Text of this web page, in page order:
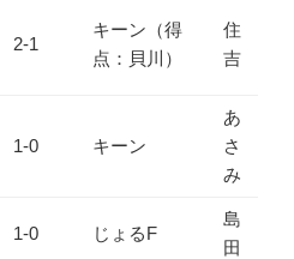
2-1
キーン（得
点：貝川）
住
吉
1-0 キーン
あ
さ
み
1-0 じょるF
島
田